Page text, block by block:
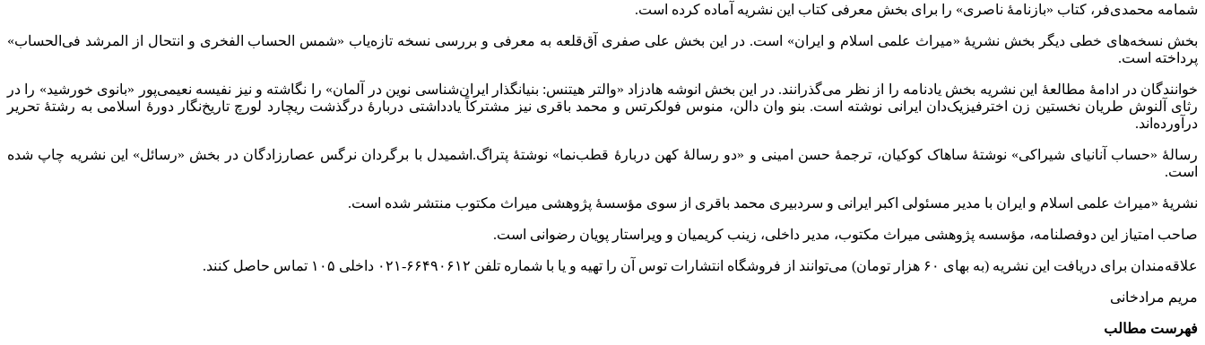
شمامه محمدی‌فر، کتاب «بازنامۀ ناصری» را برای بخش معرفی کتاب این نشریه آماده کرده است.
بخش نسخه‌های خطی دیگر بخش نشریۀ «میراث علمی اسلام و ایران» است. در این بخش علی صفری آق‌قلعه به معرفی و بررسی نسخه تازه‌یاب «شمس‌ الحساب الفخری و انتحال از المرشد فی‌الحساب»
پرداخته است.
خوانندگان در ادامۀ مطالعۀ این نشریه بخش یادنامه را از نظر می‌گذرانند. در این بخش انوشه هادزاد «والتر هیتنس: بنیانگذار ایران‌شناسی نوین در آلمان» را نگاشته و‌ نیز نفیسه نعیمی‌پور «بانوی خورشید» را در
رثای آلنوش طریان نخستین زن اخترفیزیک‌دان ایرانی نوشته است. بنو وان دالن، منوس فولکرتس و محمد باقری نیز مشترکاً یادداشتی دربارۀ درگذشت ریچارد لورچ تاریخ‌نگار دورۀ اسلامی به رشتۀ تحریر
درآورده‌اند.
رسالۀ «حساب آنانیای شیراکی» نوشتۀ ساهاک کوکیان، ترجمۀ حسن امینی و «دو رسالۀ کهن دربارۀ قطب‌نما» نوشتۀ پتراگ.اشمیدل با برگردان نرگس عصارزادگان در بخش «رسائل» این نشریه چاپ شده
است.
نشریۀ «میراث علمی اسلام و ایران با مدیر مسئولی اکبر ایرانی و سردبیری محمد باقری از سوی مؤسسۀ پژوهشی میراث مکتوب منتشر شده است.
صاحب امتیاز این دوفصلنامه، مؤسسه پژوهشی میراث مکتوب، مدیر داخلی، زینب کریمیان و ویراستار پویان رضوانی است.
علاقه‌مندان برای دریافت این نشریه (به بهای ۶۰ هزار تومان) می‌توانند از فروشگاه انتشارات توس آن را تهیه و یا با شماره تلفن ۶۶۴۹۰۶۱۲-۰۲۱ داخلی ۱۰۵ تماس حاصل کنند.
مریم مرادخانی
فهرست مطالب